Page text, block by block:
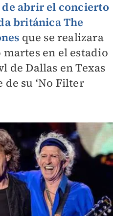
de abrir el concierto
británica The
que se realizara
en el estadio
de Dallas en Texas
de su ‘No Filter